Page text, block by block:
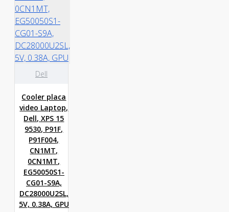
Dell
Cooler placa
video Laptop,
Dell, XPS 15
9530, P91F,
P91F004,
CN1MT,
0CN1MT,
EG50050S1-
CG01-S9A,
DC28000U2SL,
5V, 0.38A, GPU